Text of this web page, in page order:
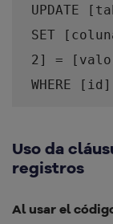
UPDATE
SET
2] =
WHERE [id]
Uso da
registros
Al usar el